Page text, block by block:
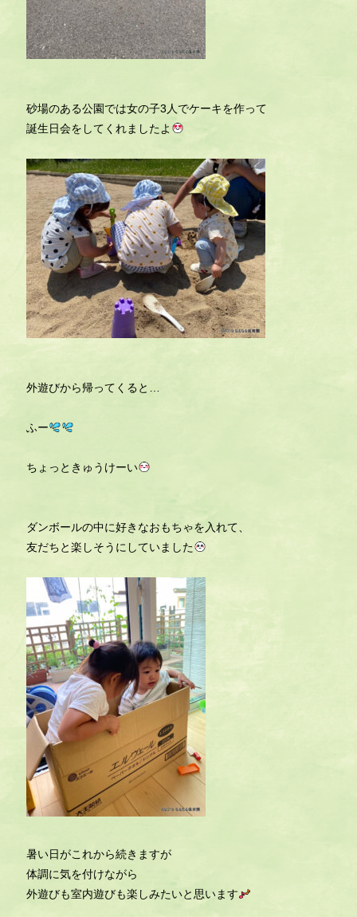
砂場のある公園では女の子3人でケーキを作って
誕生日会をしてくれましたよ
外遊びから帰ってくると…
ふー
ちょっときゅうけーい
ダンボールの中に好きなおもちゃを入れて、
友だちと楽しそうにしていました
暑い日がこれから続きますが
体調に気を付けながら
外遊びも室内遊びも楽しみたいと思います